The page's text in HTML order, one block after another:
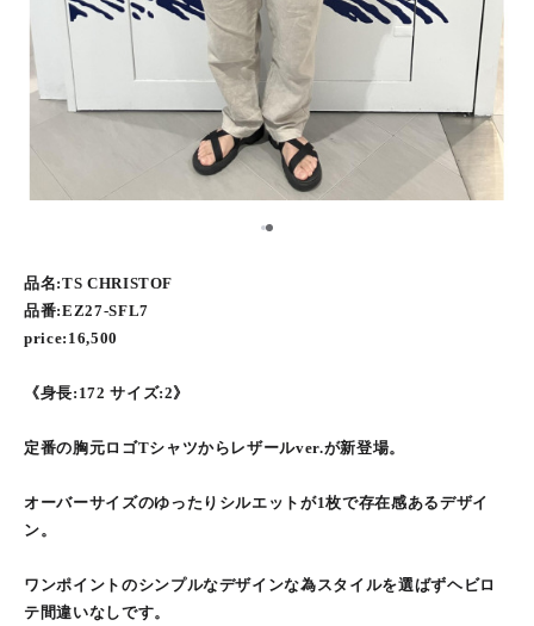
1
品名:TS CHRISTOF
品番:EZ27-SFL7
price:16,500
《身長:172 サイズ:2》
定番の胸元ロゴTシャツからレザールver.が新登場。
オーバーサイズのゆったりシルエットが1枚で存在感あるデザイ
ン。
ワンポイントのシンプルなデザインな為スタイルを選ばずヘビロ
テ間違いなしです。